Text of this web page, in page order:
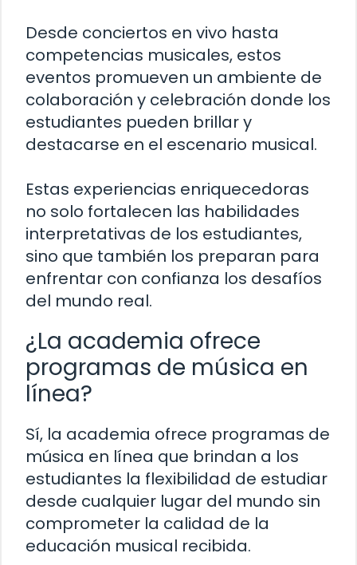
Desde conciertos en vivo hasta
competencias musicales, estos
eventos promueven un ambiente de
colaboración y celebración donde los
estudiantes pueden brillar y
destacarse en el escenario musical.
Estas experiencias enriquecedoras
no solo fortalecen las habilidades
interpretativas de los estudiantes,
sino que también los preparan para
enfrentar con confianza los desafíos
del mundo real.
¿La academia ofrece
programas de música en
línea?
Sí, la academia ofrece programas de
música en línea que brindan a los
estudiantes la flexibilidad de estudiar
desde cualquier lugar del mundo sin
comprometer la calidad de la
educación musical recibida.